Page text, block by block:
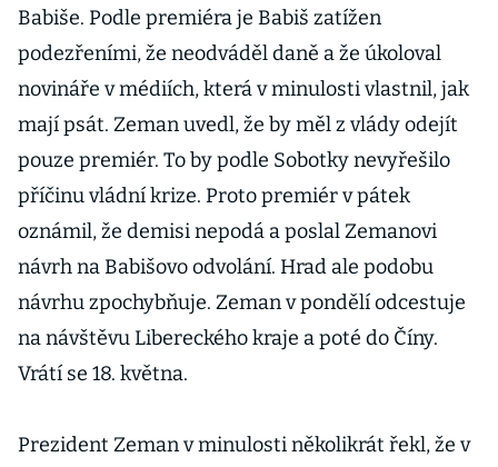
Babiše. Podle premiéra je Babiš zatížen
podezřeními, že neodváděl daně a že úkoloval
novináře v médiích, která v minulosti vlastnil, jak
mají psát. Zeman uvedl, že by měl z vlády odejít
pouze premiér. To by podle Sobotky nevyřešilo
příčinu vládní krize. Proto premiér v pátek
oznámil, že demisi nepodá a poslal Zemanovi
návrh na Babišovo odvolání. Hrad ale podobu
návrhu zpochybňuje. Zeman v pondělí odcestuje
na návštěvu Libereckého kraje a poté do Číny.
Vrátí se 18. května.
Prezident Zeman v minulosti několikrát řekl, že v